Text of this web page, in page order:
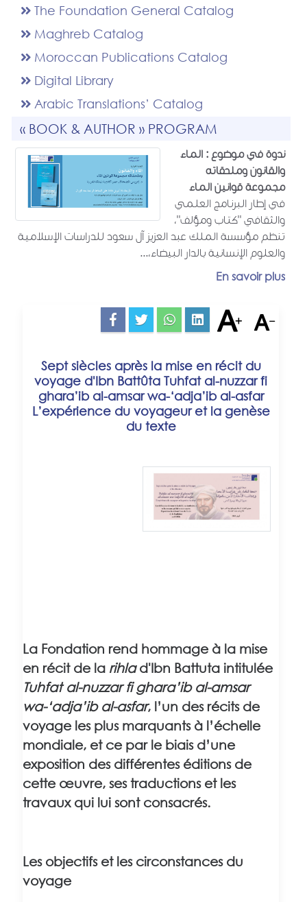
The Foundation General Catalog
Maghreb Catalog
Moroccan Publications Catalog
Digital Library
Arabic Translations’ Catalog
« BOOK & AUTHOR » PROGRAM
ندوة في موضوع : الماء
والقانون وملحقاته
مجموعة قوانين الماء
في إطار البرنامج العلمي
والثقافي "كتاب ومؤلف"،
تنظم مؤسسة الملك عبد العزيز آل سعود للدراسات الإسلامية
والعلوم الإنسانية بالدار البيضاء،...
En savoir plus
Sept siècles après la mise en récit du
voyage d'Ibn Battûta Tuhfat al-nuzzar fi
ghara’ib al-amsar wa-‘adja’ib al-asfar
L’expérience du voyageur et la genèse
du texte
La Fondation rend hommage à la mise
en récit de la rihlad'Ibn Battuta intitulée
Tuhfat al-nuzzar fi ghara’ib al-amsar
wa-‘adja’ib al-asfar, l’un des récits de
voyage les plus marquants à l’échelle
mondiale, et ce par le biais d’une
exposition des différentes éditions de
cette œuvre, ses traductions et les
travaux qui lui sont consacrés.
Les objectifs et les circonstances du
voyage